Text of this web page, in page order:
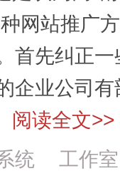
网站推广
首先纠正
企业公司
阅读全文>>
统 工作室